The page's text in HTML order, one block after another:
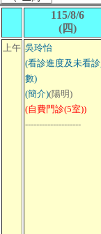
115/8/6
(四)
上午 吳玲怡
(看診進度及未看診
數)
(簡介)(陽明)
(自費門診(5室))
--------------------